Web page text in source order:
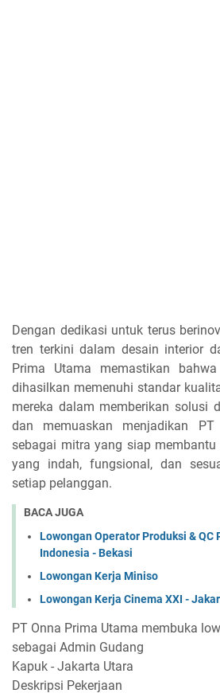
Dengan dedikasi untuk terus
tren terkini dalam desain interior
Prima Utama memastikan
dihasilkan memenuhi standar
mereka dalam memberikan solusi
dan memuaskan menjadikan
sebagai mitra yang siap
yang indah, fungsional, dan
setiap pelanggan.
BACA JUGA
Lowongan Operator Produksi & QC
Indonesia - Bekasi
Lowongan Kerja Miniso
Lowongan Kerja Cinema XXI -
PT Onna Prima Utama membuka
sebagai Admin Gudang
Kapuk - Jakarta Utara
Deskripsi Pekerjaan